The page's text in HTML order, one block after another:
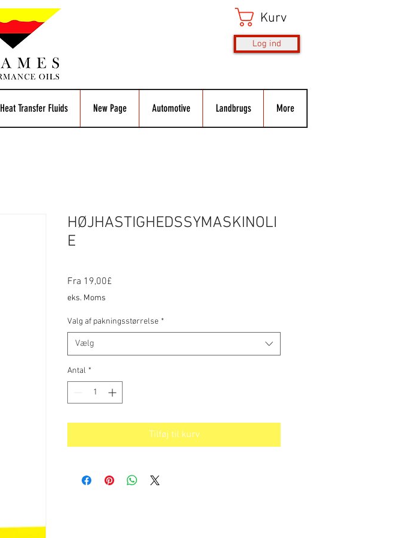
Kurv
Log ind
Heat Transfer Fluids New Page Automotive Landbrugs More
HØJHASTIGHEDSSYMASKINOLI
E
Fra 19,00£
eks. Moms
Valg af pakningsstørrelse *
Vælg
Antal *
Tilføj til kurv